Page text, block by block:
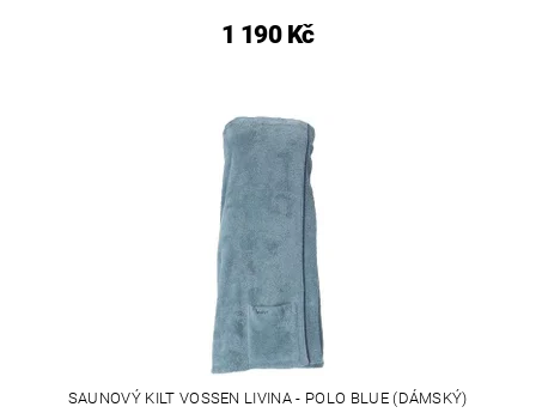
1 190 Kč
SAUNOVÝ KILT VOSSEN LIVINA - POLO BLUE (DÁMSKÝ)